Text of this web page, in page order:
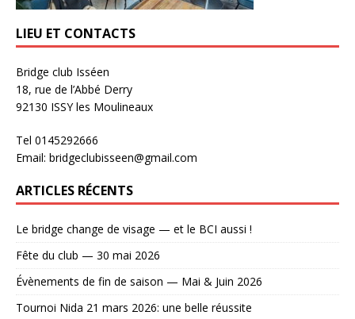
LIEU ET CONTACTS
Bridge club Isséen
18, rue de l’Abbé Derry
92130 ISSY les Moulineaux
Tel 0145292666
Email: bridgeclubisseen@gmail.com
ARTICLES RÉCENTS
Le bridge change de visage — et le BCI aussi !
Fête du club — 30 mai 2026
Évènements de fin de saison — Mai & Juin 2026
Tournoi Nida 21 mars 2026: une belle réussite